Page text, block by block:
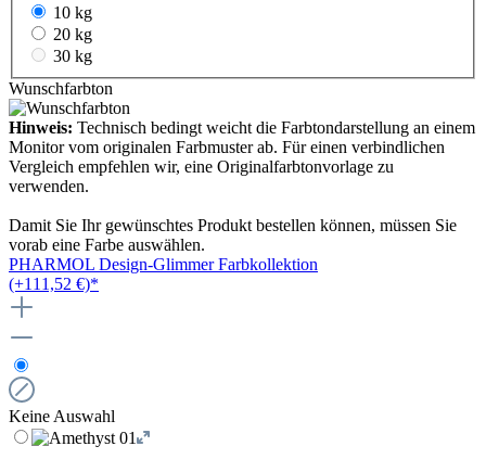
10 kg
20 kg
30 kg
Wunschfarbton
Hinweis: Technisch bedingt weicht die Farbtondarstellung an einem
Monitor vom originalen Farbmuster ab. Für einen verbindlichen
Vergleich empfehlen wir, eine Originalfarbtonvorlage zu
verwenden.
Damit Sie Ihr gewünschtes Produkt bestellen können, müssen Sie
vorab eine Farbe auswählen.
PHARMOL Design-Glimmer Farbkollektion
(+111,52 €)*
Keine Auswahl